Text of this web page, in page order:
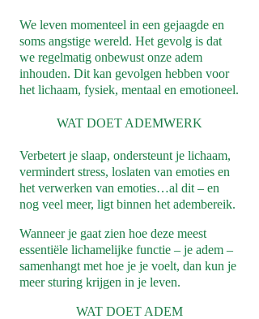
We leven momenteel in een gejaagde en
soms angstige wereld. Het gevolg is dat
we regelmatig onbewust onze adem
inhouden. Dit kan gevolgen hebben voor
het lichaam, fysiek, mentaal en emotioneel.
WAT DOET ADEMWERK
Verbetert je slaap, ondersteunt je lichaam,
vermindert stress, loslaten van emoties en
het verwerken van emoties…al dit – en
nog veel meer, ligt binnen het adembereik.
Wanneer je gaat zien hoe deze meest
essentiële lichamelijke functie – je adem –
samenhangt met hoe je je voelt, dan kun je
meer sturing krijgen in je leven.
WAT DOET ADEM